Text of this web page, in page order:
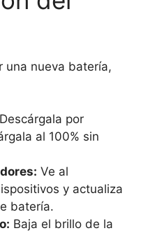
una nueva batería,
Descárgala por
al 100% sin
Ve al
y actualiza
batería.
Baja el brillo de la